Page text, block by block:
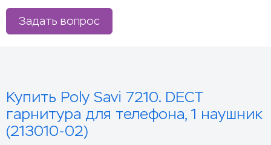
Задать вопрос
Купить Poly Savi 7210. DECT
гарнитура для телефона, 1 наушник
(213010-02)